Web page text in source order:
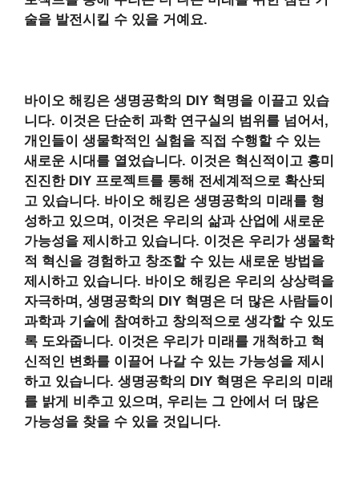
술을 발전시킬 수 있을 거예요.
바이오 해킹은 생명공학의 DIY 혁명을 이끌고 있습
니다. 이것은 단순히 과학 연구실의 범위를 넘어서,
개인들이 생물학적인 실험을 직접 수행할 수 있는
새로운 시대를 열었습니다. 이것은 혁신적이고 흥미
진진한 DIY 프로젝트를 통해 전세계적으로 확산되
고 있습니다. 바이오 해킹은 생명공학의 미래를 형
성하고 있으며, 이것은 우리의 삶과 산업에 새로운
가능성을 제시하고 있습니다. 이것은 우리가 생물학
적 혁신을 경험하고 창조할 수 있는 새로운 방법을
제시하고 있습니다. 바이오 해킹은 우리의 상상력을
자극하며, 생명공학의 DIY 혁명은 더 많은 사람들이
과학과 기술에 참여하고 창의적으로 생각할 수 있도
록 도와줍니다. 이것은 우리가 미래를 개척하고 혁
신적인 변화를 이끌어 나갈 수 있는 가능성을 제시
하고 있습니다. 생명공학의 DIY 혁명은 우리의 미래
를 밝게 비추고 있으며, 우리는 그 안에서 더 많은
가능성을 찾을 수 있을 것입니다.